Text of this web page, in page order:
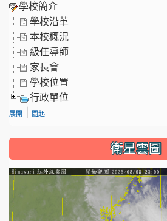
學校簡介
學校沿革
本校概況
級任導師
家長會
學校位置
行政單位
展開 闔起
衛星雲圖